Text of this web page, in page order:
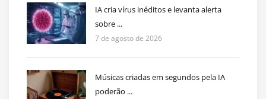
IA cria vírus inéditos e levanta alerta
sobre ...
7 de agosto de 2026
Músicas criadas em segundos pela IA
poderão ...